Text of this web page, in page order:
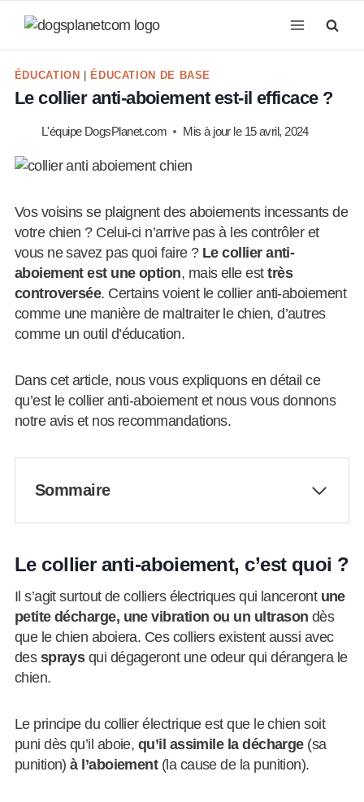
ÉDUCATION ÉDUCATION DE BASE
Le collier anti-aboiement est-il efficace ?
L'équipe DogsPlanet.com Mis à jour le 15 avril, 2024
Vos voisins se plaignent des aboiements incessants de
votre chien ? Celui-ci n’arrive pas à les contrôler et
vous ne savez pas quoi faire ? Le collier anti-
aboiement est une option, mais elle esttrès
controversée. Certains voient le collier anti-aboiement
comme une manière de maltraiter le chien, d’autres
comme un outil d’éducation.
Dans cet article, nous vous expliquons en détail ce
qu’est le collier anti-aboiement et nous vous donnons
notre avis et nos recommandations.
Sommaire
Le collier anti-aboiement, c’est quoi ?
Il s’agit surtout de colliers électriques qui lancerontune
petite décharge, une vibration ou un ultrason dès
que le chien aboiera. Ces colliers existent aussi avec
des spraysqui dégageront une odeur qui dérangera le
chien.
Le principe du collier électrique est que le chien soit
puni dès qu’il aboie, qu’il assimile la décharge(sa
punition) à l’aboiement(la cause de la punition).